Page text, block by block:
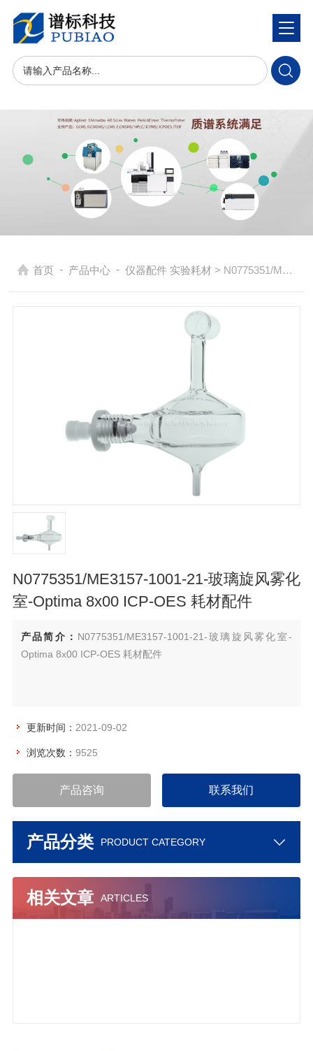
首页 - 产品中心 - 仪器配件 实验耗材 > N0775351/ME3157-1001-21-玻璃旋风雾化室-Optima 8x00 ICP-OES 耗材配件
N0775351/ME3157-1001-21-玻璃旋风雾化
室-Optima 8x00 ICP-OES 耗材配件
产品简介： N0775351/ME3157-1001-21-玻璃旋风雾化室-
Optima 8x00 ICP-OES 耗材配件
更新时间： 2021-09-02
浏览次数： 9525
产品咨询 联系我们
产品分类 PRODUCT CATEGORY
相关文章 ARTICLES